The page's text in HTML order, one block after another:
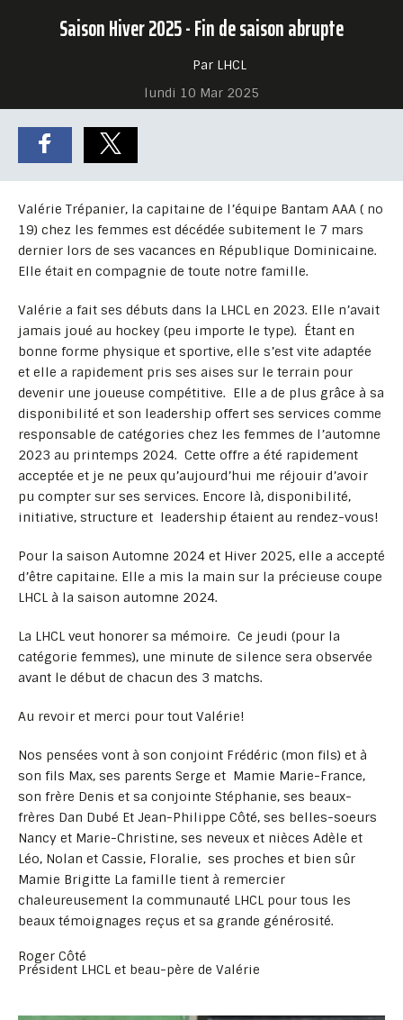
Saison Hiver 2025 - Fin de saison abrupte
Par LHCL
lundi 10 Mar 2025
Valérie Trépanier, la capitaine de l’équipe Bantam AAA ( no
19) chez les femmes est décédée subitement le 7 mars
dernier lors de ses vacances en République Dominicaine.
Elle était en compagnie de toute notre famille.
Valérie a fait ses débuts dans la LHCL en 2023. Elle n’avait
jamais joué au hockey (peu importe le type). Étant en
bonne forme physique et sportive, elle s’est vite adaptée
et elle a rapidement pris ses aises sur le terrain pour
devenir une joueuse compétitive. Elle a de plus grâce à sa
disponibilité et son leadership offert ses services comme
responsable de catégories chez les femmes de l’automne
2023 au printemps 2024. Cette offre a été rapidement
acceptée et je ne peux qu’aujourd’hui me réjouir d’avoir
pu compter sur ses services. Encore là, disponibilité,
initiative, structure et leadership étaient au rendez-vous!
Pour la saison Automne 2024 et Hiver 2025, elle a accepté
d’être capitaine. Elle a mis la main sur la précieuse coupe
LHCL à la saison automne 2024.
La LHCL veut honorer sa mémoire. Ce jeudi (pour la
catégorie femmes), une minute de silence sera observée
avant le début de chacun des 3 matchs.
Au revoir et merci pour tout Valérie!
Nos pensées vont à son conjoint Frédéric (mon fils) et à
son fils Max, ses parents Serge et Mamie Marie-France,
son frère Denis et sa conjointe Stéphanie, ses beaux-
frères Dan Dubé Et Jean-Philippe Côté, ses belles-soeurs
Nancy et Marie-Christine, ses neveux et nièces Adèle et
Léo, Nolan et Cassie, Floralie, ses proches et bien sûr
Mamie Brigitte La famille tient à remercier
chaleureusement la communauté LHCL pour tous les
beaux témoignages reçus et sa grande générosité.
Roger Côté
Président LHCL et beau-père de Valérie